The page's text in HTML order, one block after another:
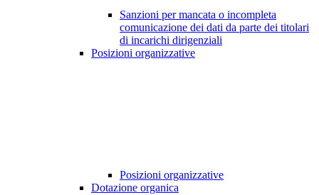
Sanzioni per mancata o incompleta
comunicazione dei dati da parte dei titolari
di incarichi dirigenziali
Posizioni organizzative
Posizioni organizzative
Dotazione organica